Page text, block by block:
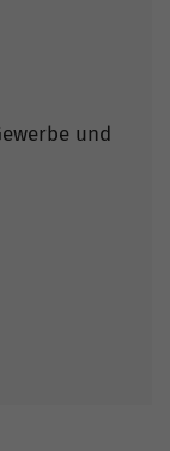
und